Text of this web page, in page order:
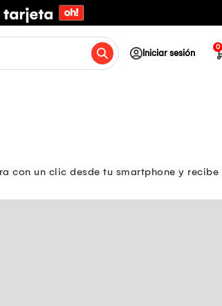
Iniciar sesión
0
con un clic desde tu smartphone y